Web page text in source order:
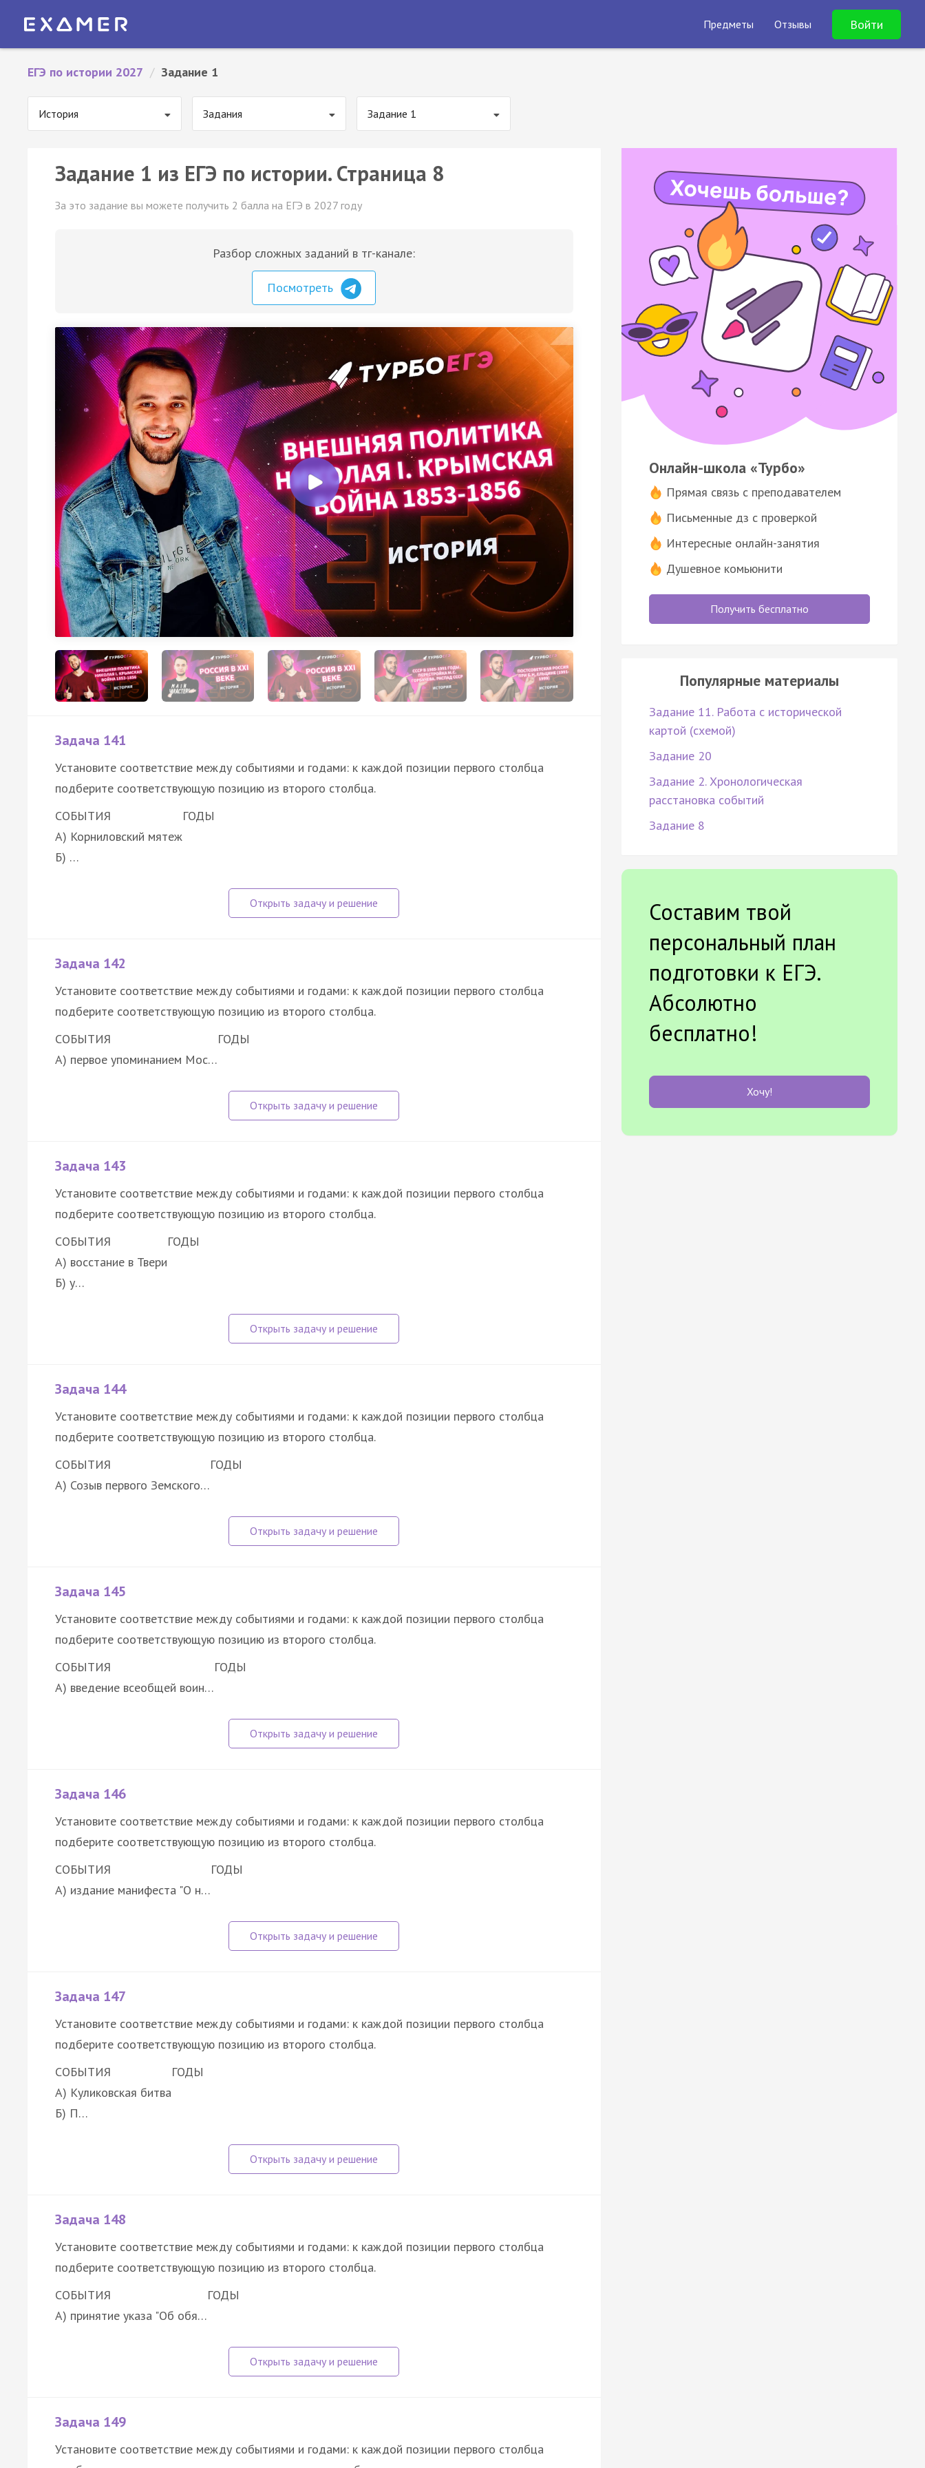
Предметы Отзывы Войти
ЕГЭ по истории 2027 / Задание 1
История Задания Задание 1
Задание 1 из ЕГЭ по истории. Страница 8
За это задание вы можете получить 2 балла на ЕГЭ в 2027 году
Разбор сложных заданий в тг-канале:
Посмотреть
Задача 141
Установите соответствие между событиями и годами: к каждой позиции первого столбца
подберите соответствующую позицию из второго столбца.
СОБЫТИЯ
ГОДЫ
А) Корниловский мятеж
Б) …
Задача 142
Установите соответствие между событиями и годами: к каждой позиции первого столбца
подберите соответствующую позицию из второго столбца.
СОБЫТИЯ
ГОДЫ
А) первое упоминанием Мос…
Задача 143
Установите соответствие между событиями и годами: к каждой позиции первого столбца
подберите соответствующую позицию из второго столбца.
СОБЫТИЯ
ГОДЫ
А) восстание в Твери
Б) у…
Задача 144
Установите соответствие между событиями и годами: к каждой позиции первого столбца
подберите соответствующую позицию из второго столбца.
СОБЫТИЯ
ГОДЫ
А) Созыв первого Земского…
Задача 145
Установите соответствие между событиями и годами: к каждой позиции первого столбца
подберите соответствующую позицию из второго столбца.
СОБЫТИЯ
ГОДЫ
А) введение всеобщей воин…
Задача 146
Установите соответствие между событиями и годами: к каждой позиции первого столбца
подберите соответствующую позицию из второго столбца.
СОБЫТИЯ
ГОДЫ
А) издание манифеста "О н…
Задача 147
Установите соответствие между событиями и годами: к каждой позиции первого столбца
подберите соответствующую позицию из второго столбца.
СОБЫТИЯ
ГОДЫ
А) Куликовская битва
Б) П…
Задача 148
Установите соответствие между событиями и годами: к каждой позиции первого столбца
подберите соответствующую позицию из второго столбца.
СОБЫТИЯ
ГОДЫ
А) принятие указа "Об обя…
Задача 149
Установите соответствие между событиями и годами: к каждой позиции первого столбца
Онлайн-школа «Турбо»
Прямая связь с преподавателем
Письменные дз с проверкой
Интересные онлайн-занятия
Душевное комьюнити
Получить бесплатно
Популярные материалы
Задание 11. Работа с исторической
картой (схемой)
Задание 20
Задание 2. Хронологическая
расстановка событий
Задание 8
Составим твой
персональный план
подготовки к ЕГЭ.
Абсолютно
бесплатно!
Хочу!